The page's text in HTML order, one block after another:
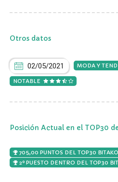
Otros datos
02/05/2021 MODA Y
NOTABLE
Posición Actual en el TOP30
705,00 PUNTOS DEL TOP30
2º PUESTO DENTRO DEL TOP30